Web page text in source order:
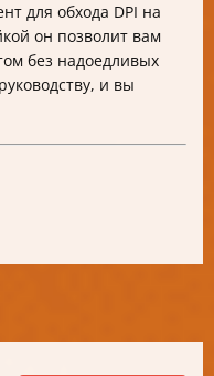
для обхода DPI на
он позволит вам
без надоедливых
и вы